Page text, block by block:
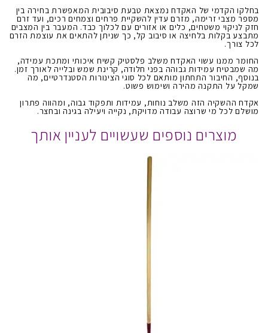
בחלקו הקדמי של האקדח נמצאת טבעת סיבובית המאפשרת בחירה בין
מספר מצבי זרימה, מזרם עדין להשקיית פרחים וצמחים רכים, ועד זרם
חזק לניקוי משטחים, כלים או אזורים עם לכלוך כבד. המעבר בין המצבים
מתבצע בקלות בלחיצה או סיבוב קל, כך שניתן להתאים את עוצמת הזרם
לכל צורך.
החומר ממנו עשוי האקדח משלב פלסטיק קשיח איכותי ומתכת עמידה,
מה שמבטיח עמידות גבוהה בפני חלודה, קרינת שמש ובלייה לאורך זמן.
בנוסף, החיבור התחתון מותאם לכל סוגי הצינורות הסטנדרטיים, מה
שמקל על התקנה מהירה ושימוש פשוט.
אקדח ההשקיה הזה משלב נוחות, עמידות ותפקוד גבוה, ומהווה פתרון
מושלם לכל מי שרוצה עבודה מדויקת, נקייה ויעילה בגינה ובחצר.
מוצרים נוספים שעשויים לעניין אותך